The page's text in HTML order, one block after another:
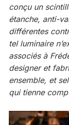
conçu un
étanche, anti-
différentes
tel luminaire
associés à
designer et
ensemble, et
qui tienne